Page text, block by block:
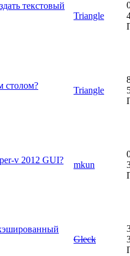
текстовый
Triangle
столом? Triangle
v 2012 GUI? mkun
Gleck